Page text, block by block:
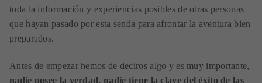
toda la información y experiencias posibles de otras personas
que hayan pasado por esta senda para afrontar la aventura bien
preparados.
Antes de empezar hemos de deciros algo y es muy importante,
nadie posee la verdad, nadie tiene la clave del éxito de las